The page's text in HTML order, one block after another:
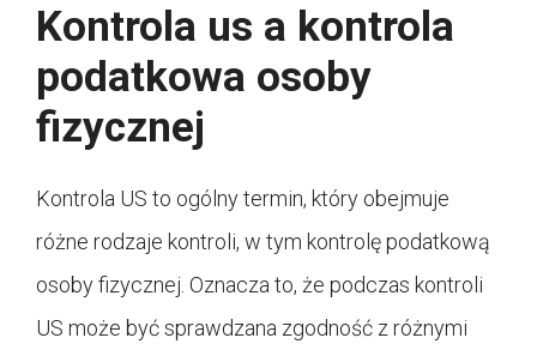
Kontrola us a kontrola
podatkowa osoby
fizycznej
Kontrola US to ogólny termin, który obejmuje
różne rodzaje kontroli, w tym kontrolę podatkową
osoby fizycznej. Oznacza to, że podczas kontroli
US może być sprawdzana zgodność z różnymi